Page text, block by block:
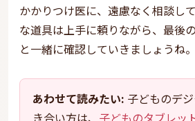
かかりつけ医に、遠慮なく相談し
な道具は上手に頼りながら、最後
と一緒に確認していきましょうね。
あわせて読みたい: 子どものデ
き合い方は、 子どものタブレッ